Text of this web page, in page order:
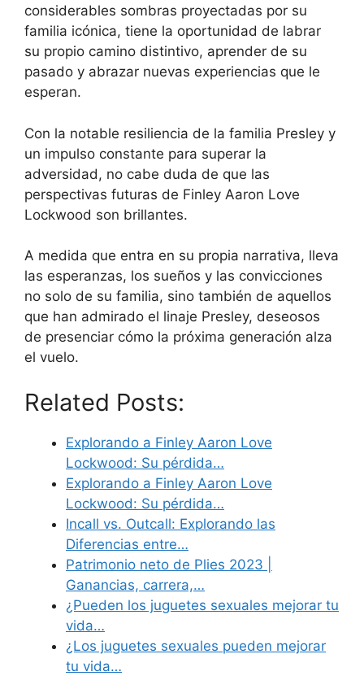
considerables sombras proyectadas por su
familia icónica, tiene la oportunidad de labrar
su propio camino distintivo, aprender de su
pasado y abrazar nuevas experiencias que le
esperan.
Con la notable resiliencia de la familia Presley y
un impulso constante para superar la
adversidad, no cabe duda de que las
perspectivas futuras de Finley Aaron Love
Lockwood son brillantes.
A medida que entra en su propia narrativa, lleva
las esperanzas, los sueños y las convicciones
no solo de su familia, sino también de aquellos
que han admirado el linaje Presley, deseosos
de presenciar cómo la próxima generación alza
el vuelo.
Related Posts:
Explorando a Finley Aaron Love
Lockwood: Su pérdida…
Explorando a Finley Aaron Love
Lockwood: Su pérdida…
Incall vs. Outcall: Explorando las
Diferencias entre…
Patrimonio neto de Plies 2023 |
Ganancias, carrera,…
¿Pueden los juguetes sexuales mejorar tu
vida…
¿Los juguetes sexuales pueden mejorar
tu vida…